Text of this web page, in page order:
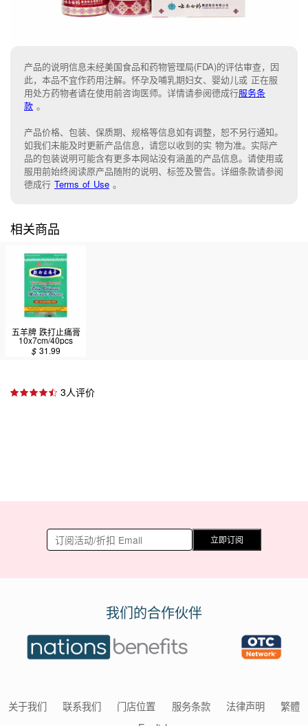
产品的说明信息未经美国食品和药物管理局(FDA)的评估审查，因
此，本品不宜作药用注解。怀孕及哺乳期妇女、婴幼儿或 正在服
用处方药物者请在使用前咨询医师。详情请参阅德成行服务条
款 。
产品价格、包装、保质期、规格等信息如有调整，恕不另行通知。
如我们未能及时更新产品信息， 请您以收到的实 物为准。 实际产
品的包装说明可能含有更多本网站没有涵盖的产品信息。请使用或
服用前始终阅读原产品随附的说明、 标签及警告。 详细条款请参阅
德成行 Terms of Use 。
相关商品
五羊牌 跌打止痛膏
10x7cm/40pcs
$ 31.99
3人评价
立即订阅
我们的合作伙伴
关于我们 联系我们 门店位置 服务条款 法律声明
繁體